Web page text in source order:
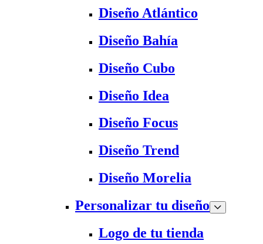
Diseño Atlántico
Diseño Bahía
Diseño Cubo
Diseño Idea
Diseño Focus
Diseño Trend
Diseño Morelia
Personalizar tu diseño
Logo de tu tienda